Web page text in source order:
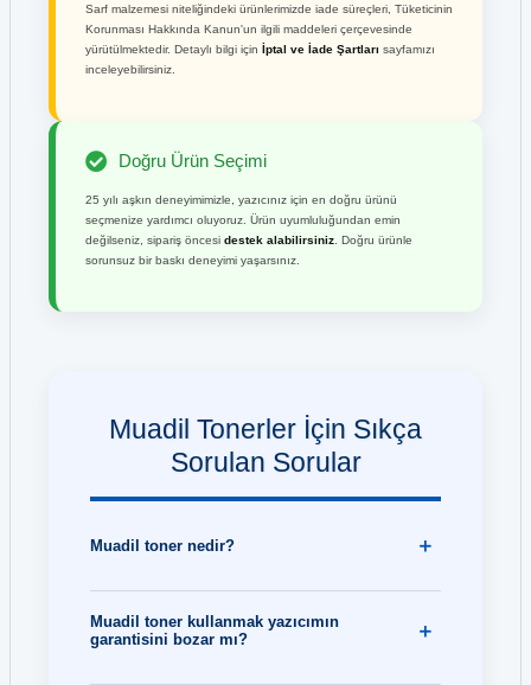
Sarf malzemesi niteliğindeki ürünlerimizde iade süreçleri, Tüketicinin
Korunması Hakkında Kanun'un ilgili maddeleri çerçevesinde
yürütülmektedir. Detaylı bilgi için İptal ve İade Şartları sayfamızı
inceleyebilirsiniz.
Doğru Ürün Seçimi
25 yılı aşkın deneyimimizle, yazıcınız için en doğru ürünü
seçmenize yardımcı oluyoruz. Ürün uyumluluğundan emin
değilseniz, sipariş öncesi destek alabilirsiniz . Doğru ürünle
sorunsuz bir baskı deneyimi yaşarsınız.
Muadil Tonerler İçin Sıkça
Sorulan Sorular
Muadil toner nedir?
Muadil toner kullanmak yazıcımın
garantisini bozar mı?